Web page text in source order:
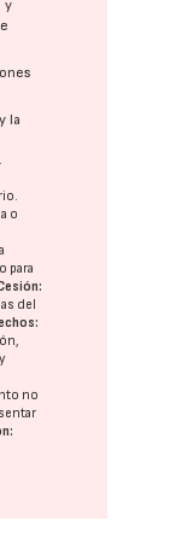
y
y la
o
para
del
no